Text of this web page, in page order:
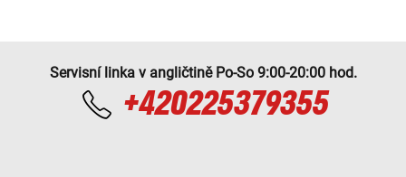
Servisní linka v angličtině Po-So 9:00-20:00 hod.
+420225379355